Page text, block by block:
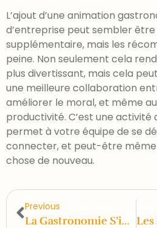
L’ajout d’une animation
d’entreprise peut sembler
supplémentaire, mais les
peine. Non seulement cela
plus divertissant, mais cela
une meilleure collaboration
améliorer le moral, et même
productivité. C’est une activité
permet à votre équipe de se
connecter, et peut-être même
chose de nouveau.
Previous
La Gastronomie S’invite À Votre Repas D’entreprise : Comment Impressionner Vos Collaborateurs ?